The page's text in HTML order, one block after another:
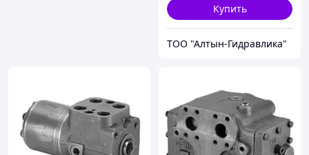
Купить
ТОО "Алтын-Гидравлика"